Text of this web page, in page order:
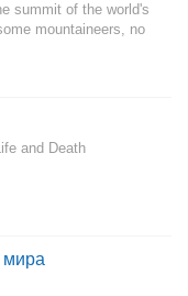
summit of the world's
mountaineers, no
and Death